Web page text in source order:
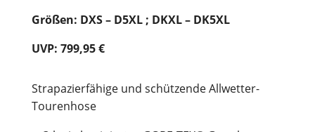
Größen: DXS – D5XL ; DKXL – DK5XL
UVP: 799,95 €
Strapazierfähige und schützende Allwetter-
Tourenhose